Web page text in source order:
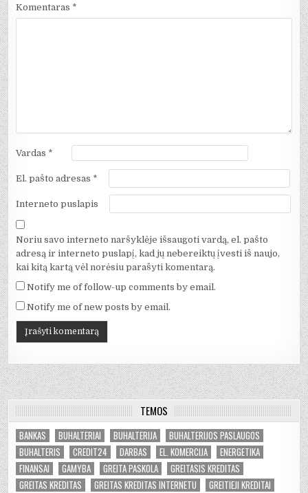
Komentaras *
Vardas *
El. pašto adresas *
Interneto puslapis
Noriu savo interneto naršyklėje išsaugoti vardą, el. pašto
adresą ir interneto puslapį, kad jų nebereiktų įvesti iš naujo,
kai kitą kartą vėl norėsiu parašyti komentarą.
Notify me of follow-up comments by email.
Notify me of new posts by email.
TEMOS
BANKAS BUHALTERIAI BUHALTERIJA
BUHALTERIJOS PASLAUGOS
BUHALTERIS
CREDIT24 DARBAS EL. KOMERCIJA
ENERGETIKA
FINANSAI
GAMYBA GREITA PASKOLA
GREITASIS KREDITAS
GREITAS KREDITAS
GREITAS KREDITAS INTERNETU
GREITIEJI KREDITAI